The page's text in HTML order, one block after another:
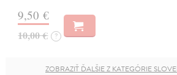
9,50 €
10,00 € ?
ZOBRAZIŤ ĎALŠIE Z KATEGÓRIE